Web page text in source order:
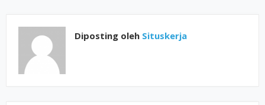
Diposting oleh Situskerja